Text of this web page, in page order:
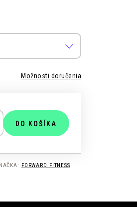
Možnosti doručenia
DO KOŠÍKA
FORWARD FITNESS